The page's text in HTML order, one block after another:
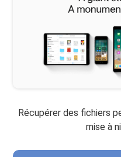
Récupérer des fichiers
mise à